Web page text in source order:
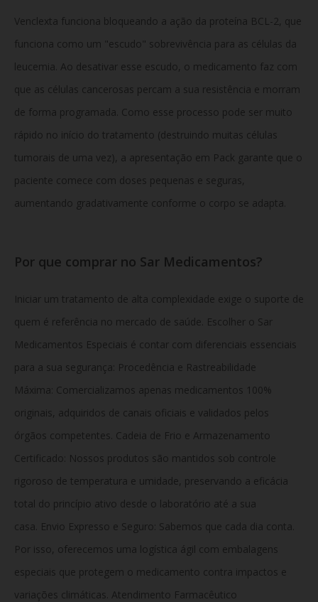
Venclexta funciona bloqueando a ação da proteína BCL-2, que
funciona como um "escudo" sobrevivência para as células da
leucemia. Ao desativar esse escudo, o medicamento faz com
que as células cancerosas percam a sua resistência e morram
de forma programada. Como esse processo pode ser muito
rápido no início do tratamento (destruindo muitas células
tumorais de uma vez), a apresentação em Pack garante que o
paciente comece com doses pequenas e seguras,
aumentando gradativamente conforme o corpo se adapta.
Por que comprar no Sar Medicamentos?
Iniciar um tratamento de alta complexidade exige o suporte de
quem é referência no mercado de saúde. Escolher o Sar
Medicamentos Especiais é contar com diferenciais essenciais
para a sua segurança: Procedência e Rastreabilidade
Máxima: Comercializamos apenas medicamentos 100%
originais, adquiridos de canais oficiais e validados pelos
órgãos competentes. Cadeia de Frio e Armazenamento
Certificado: Nossos produtos são mantidos sob controle
rigoroso de temperatura e umidade, preservando a eficácia
total do princípio ativo desde o laboratório até a sua
casa. Envio Expresso e Seguro: Sabemos que cada dia conta.
Por isso, oferecemos uma logística ágil com embalagens
especiais que protegem o medicamento contra impactos e
variações climáticas. Atendimento Farmacêutico